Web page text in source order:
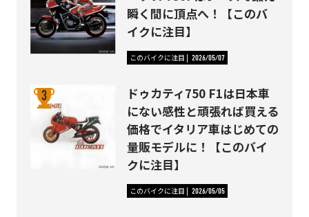
瞬く間に頂点へ！【このバ
イクに注目】
このバイクに注目 2026/05/07
ドゥカティ750 F1は日本車
にない感性と頑張れば買える
価格でイタリア車はじめての
量販モデルに！【このバイ
クに注目】
このバイクに注目 2026/05/05